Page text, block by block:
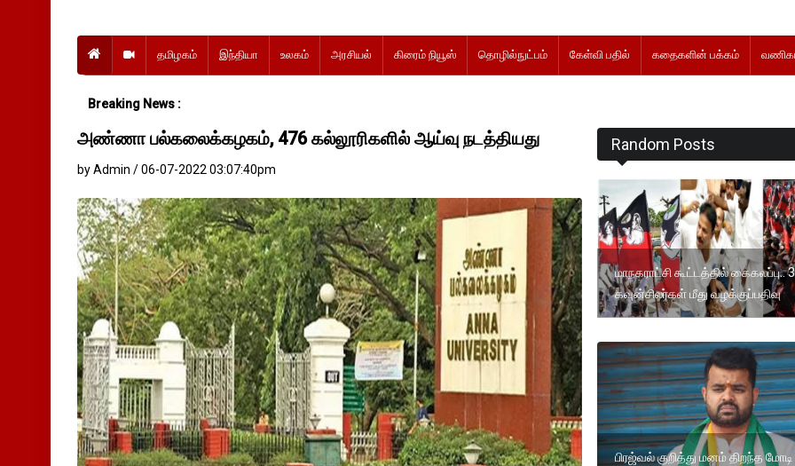
தமிழகம் இந்தியா உலகம் அரசியல் கிரைம் நியூஸ் தொழில்நுட்பம் கேள்வி பதில் கதைகளின் பக்கம்
Breaking News :
அண்ணா பல்கலைக்கழகம், 476 கல்லூரிகளில் ஆய்வு நடத்தியது
by Admin / 06-07-2022 03:07:40pm
Random Posts
மாநகராட்சி கூட்டத்தில் கைகலப்பு.. 3
கவுன்சிலர்கள் மீது வழக்குப்பதிவு
பிரஜ்வல் குறித்து மனம் திறந்த மோடி